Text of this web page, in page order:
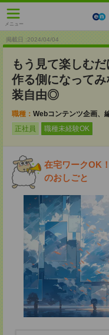
メニュー
掲載日 :2024/04/04
もう見て楽しむ
作る側になって
装自由◎
職種： Webコンテンツ企画、
正社員
職種未経験OK
在宅ワークOK
のおしごと